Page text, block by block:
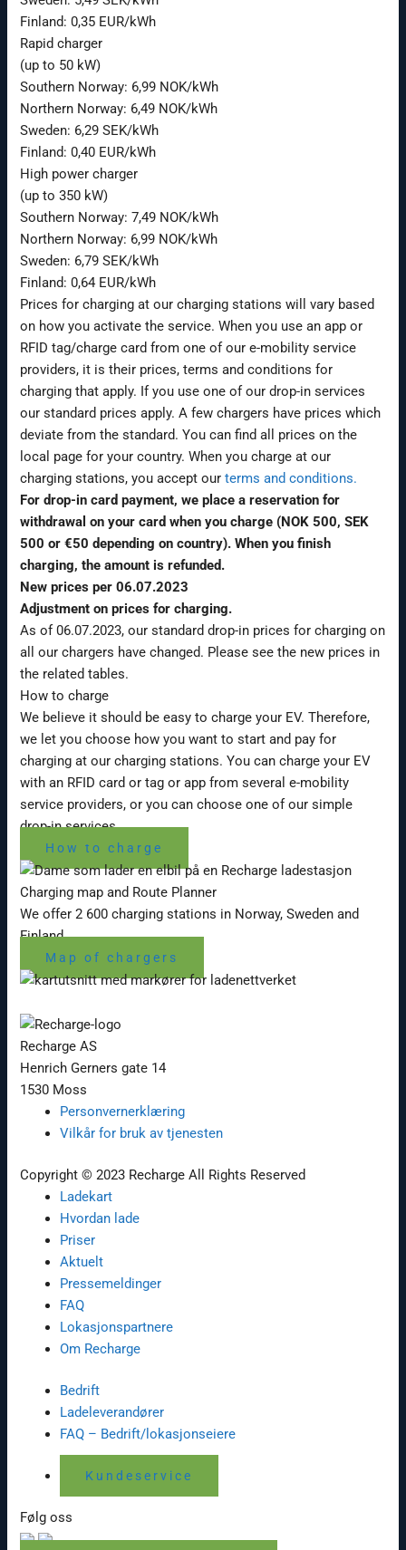
Finland: 0,35 EUR/kWh
Rapid charger
(up to 50 kW)
Southern Norway: 6,99 NOK/kWh
Northern Norway: 6,49 NOK/kWh
Sweden: 6,29 SEK/kWh
Finland: 0,40 EUR/kWh
High power charger
(up to 350 kW)
Southern Norway: 7,49 NOK/kWh
Northern Norway: 6,99 NOK/kWh
Sweden: 6,79 SEK/kWh
Finland: 0,64 EUR/kWh
Prices for charging at our charging stations will vary based
on how you activate the service. When you use an app or
RFID tag/charge card from one of our e-mobility service
providers, it is their prices, terms and conditions for
charging that apply. If you use one of our drop-in services
our standard prices apply. A few chargers have prices which
deviate from the standard. You can find all prices on the
local page for your country. When you charge at our
charging stations, you accept ourterms and conditions.
For drop-in card payment, we place a reservation for
withdrawal on your card when you charge (NOK 500, SEK
500 or €50 depending on country). When you finish
charging, the amount is refunded.
New prices per 06.07.2023
Adjustment onprices for charging.
As of 06.07.2023, our standard drop-in prices for charging on
all our chargers have changed. Please see the new prices in
the related tables.
How to charge
We believe it should be easy to charge your EV. Therefore,
we let you choose how you want to start and pay for
charging at our charging stations. You can charge your EV
with an RFID card or tag or app from several e-mobility
service providers, or you can choose one of our simple
drop-in services.
How to charge
Charging map and Route Planner
We offer 2 600 charging stations in Norway, Sweden and
Finland.
Map of chargers
Recharge AS
Henrich Gerners gate 14
1530 Moss
Personvernerklæring
Vilkår for bruk av tjenesten
Copyright © 2023 Recharge All Rights Reserved
Ladekart
Hvordan lade
Priser
Aktuelt
Pressemeldinger
FAQ
Lokasjonspartnere
Om Recharge
Bedrift
Ladeleverandører
FAQ – Bedrift/lokasjonseiere
Kundeservice
Følg oss